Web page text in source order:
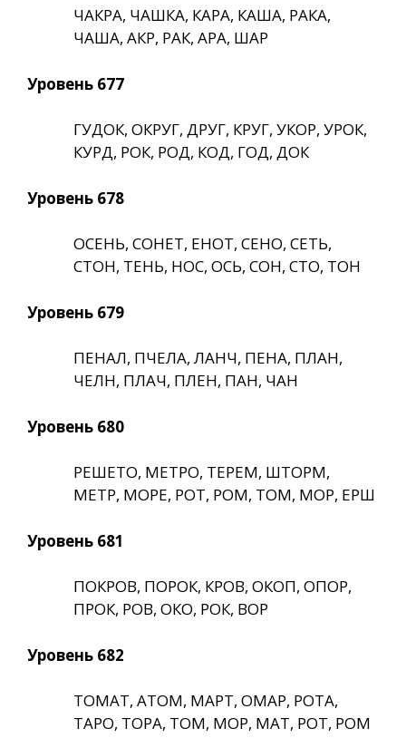
ЧАКРА, ЧАШКА, КАРА, КАША, РАКА,
ЧАША, АКР, РАК, АРА, ШАР
Уровень 677
ГУДОК, ОКРУГ, ДРУГ, КРУГ, УКОР, УРОК,
КУРД, РОК, РОД, КОД, ГОД, ДОК
Уровень 678
ОСЕНЬ, СОНЕТ, ЕНОТ, СЕНО, СЕТЬ,
СТОН, ТЕНЬ, НОС, ОСЬ, СОН, СТО, ТОН
Уровень 679
ПЕНАЛ, ПЧЕЛА, ЛАНЧ, ПЕНА, ПЛАН,
ЧЕЛН, ПЛАЧ, ПЛЕН, ПАН, ЧАН
Уровень 680
РЕШЕТО, МЕТРО, ТЕРЕМ, ШТОРМ,
МЕТР, МОРЕ, РОТ, РОМ, ТОМ, МОР, ЕРШ
Уровень 681
ПОКРОВ, ПОРОК, КРОВ, ОКОП, ОПОР,
ПРОК, РОВ, ОКО, РОК, ВОР
Уровень 682
ТОМАТ, АТОМ, МАРТ, ОМАР, РОТА,
ТАРО, ТОРА, ТОМ, МОР, МАТ, РОТ, РОМ